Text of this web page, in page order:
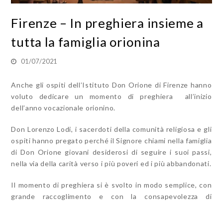
Firenze – In preghiera insieme a
tutta la famiglia orionina
01/07/2021
Anche gli ospiti dell’Istituto Don Orione di Firenze hanno
voluto dedicare un momento di preghiera all’inizio
dell’anno vocazionale orionino.
Don Lorenzo Lodi, i sacerdoti della comunità religiosa e gli
ospiti hanno pregato perché il Signore chiami nella famiglia
di Don Orione giovani desiderosi di seguire i suoi passi,
nella via della carità verso i più poveri ed i più abbandonati.
Il momento di preghiera si è svolto in modo semplice, con
grande raccoglimento e con la consapevolezza di